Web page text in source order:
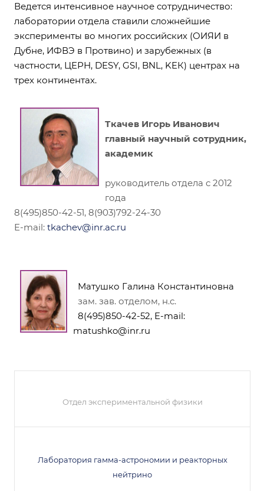
Ведется интенсивное научное сотрудничество:
лаборатории отдела ставили сложнейшие
эксперименты во многих российских (ОИЯИ в
Дубне, ИФВЭ в Протвино) и зарубежных (в
частности, ЦЕРН, DESY, GSI, BNL, KEК) центрах на
трех континентах.
Ткачев Игорь Иванович
главный научный сотрудник,
академик
руководитель отдела с 2012
года
8(495)850-42-51, 8(903)792-24-30
E-mail: tkachev@inr.ac.ru
Матушко Галина Константиновна
зам. зав. отделом, н.с.
8(495)850-42-52, E-mail:
matushko@inr.ru
Отдел экспериментальной физики
Лаборатория гамма-астрономии и реакторных
нейтрино